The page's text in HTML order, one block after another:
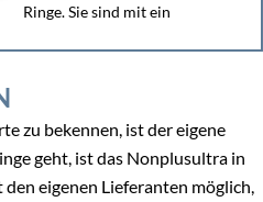
Ringe. Sie sind mit ein
zu bekennen, ist der eigene
geht, ist das Nonplusultra in
eigenen Lieferanten möglich,